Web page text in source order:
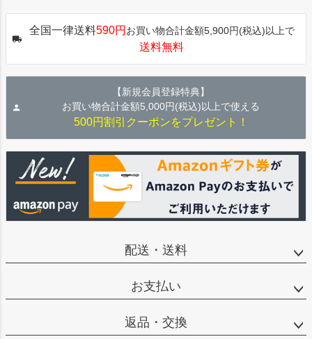
ップ
全国一律送料590円 お買い物合計金額5,900円(税込)以上で
送料無料
【新規会員登録特典】
お買い物合計金額5,000円(税込)以上で使える
500円割引クーポンをプレゼント！
配送・送料
お支払い
返品・交換